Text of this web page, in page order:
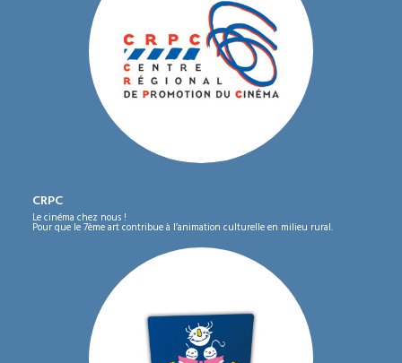
CRPC
Le cinéma chez nous !
Pour que le 7ème art contribue à l’animation culturelle en milieu rural.